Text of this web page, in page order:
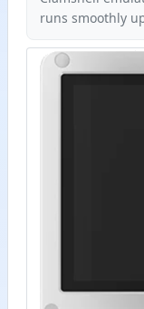
runs smoothly